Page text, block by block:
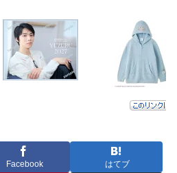
Facebook はてブ